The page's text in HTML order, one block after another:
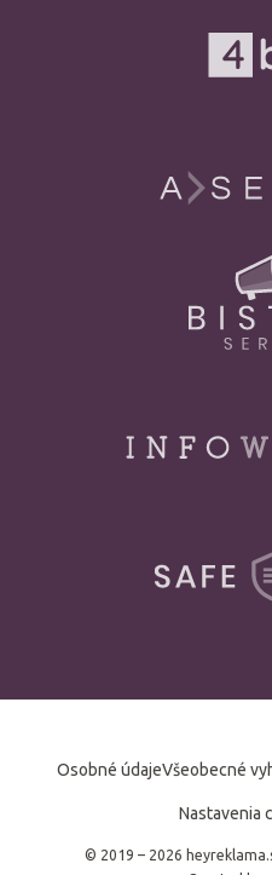
Osobné údajeVšeobecné
Nastavenia
© 2019 – 2026